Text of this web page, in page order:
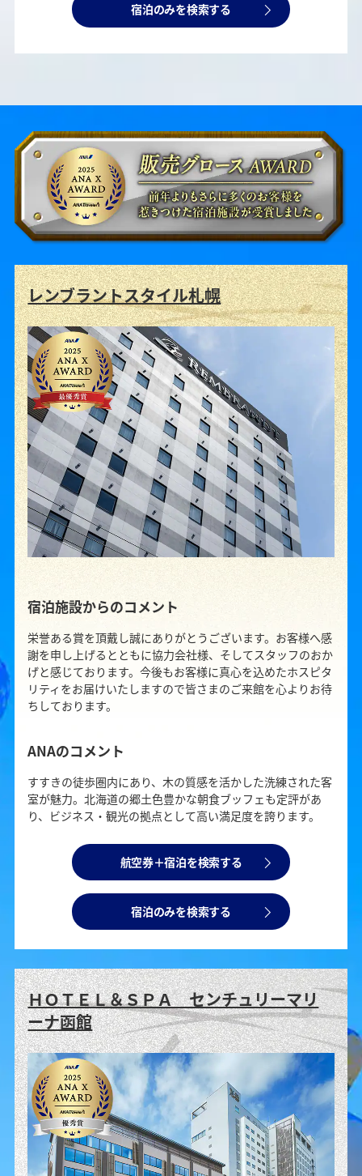
宿泊のみを検索する
レンブラントスタイル札幌
宿泊施設からのコメント
栄誉ある賞を頂戴し誠にありがとうございます。お客様へ感
謝を申し上げるとともに協力会社様、そしてスタッフのおか
げと感じております。今後もお客様に真心を込めたホスピタ
リティをお届けいたしますので皆さまのご来館を心よりお待
ちしております。
ANAのコメント
すすきの徒歩圏内にあり、木の質感を活かした洗練された客
室が魅力。北海道の郷土色豊かな朝食ブッフェも定評があ
り、ビジネス・観光の拠点として高い満足度を誇ります。
航空券＋宿泊を検索する
宿泊のみを検索する
ＨＯＴＥＬ＆ＳＰＡ センチュリーマリ
ーナ函館